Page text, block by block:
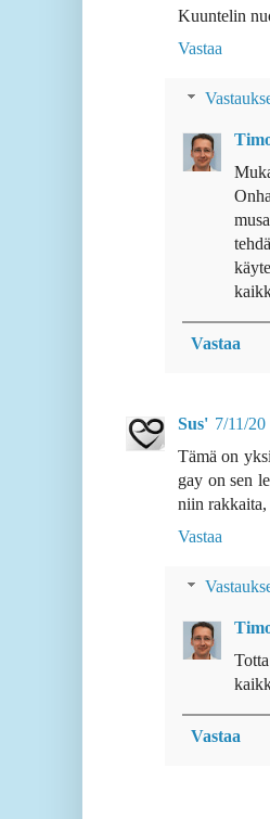
Kuuntelin
Vastaa
Vastaa
Sus' 7/11/20
Tämä on
gay on sen
niin
Vastaa
Vastaa